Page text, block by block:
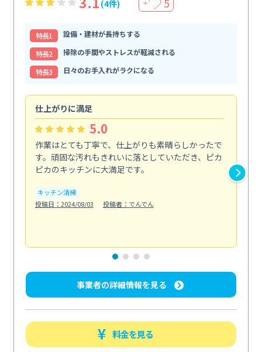
(4件) ＋ 5
特⻑1
設備・建材が長持ちする
特⻑2
掃除の手間やストレスが軽減される
特⻑3
日々のお手入れがラクになる
仕上がりに満足
5.0
作業はとても丁寧で、仕上がりも素晴らしかったで
す。頑固な汚れもきれいに落としていただき、ピカ
ピカのキッチンに大満足です。
キッチン清掃
投稿日：2024/08/03
投稿者：でんでん
事業者の詳細情報を見る
料金を見る